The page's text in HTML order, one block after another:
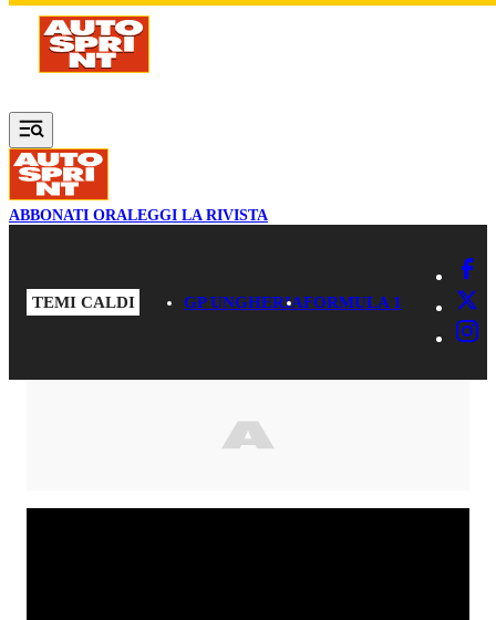
Vai al contenuto principale
ABBONATI ORALEGGI LA RIVISTA
TEMI CALDI GP UNGHERIAFORMULA 1